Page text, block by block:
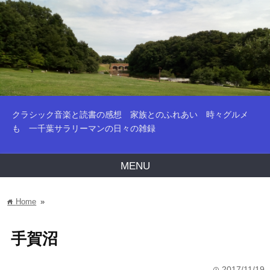
クラシック音楽と読書の感想 家族とのふれあい 時々グルメ
も 一千葉サラリーマンの日々の雑録
MENU
home Home »
手賀沼